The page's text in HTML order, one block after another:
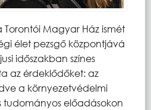
Magyar Ház ismét
élet pezsgő központjává
időszakban színes
az érdeklődőket: az
a környezetvédelmi
tudományos előadásokon